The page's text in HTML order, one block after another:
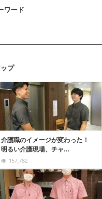
ワード
プ
介護職のイメージが変わった！
明るい介護現場、チャ...
157,782